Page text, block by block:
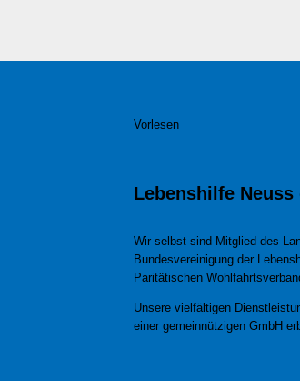
Vorlesen
Lebenshilfe Neuss
Wir selbst sind Mitglied des
Bundesvereinigung der
Paritätischen
Unsere vielfältigen
einer gemeinnützigen GmbH